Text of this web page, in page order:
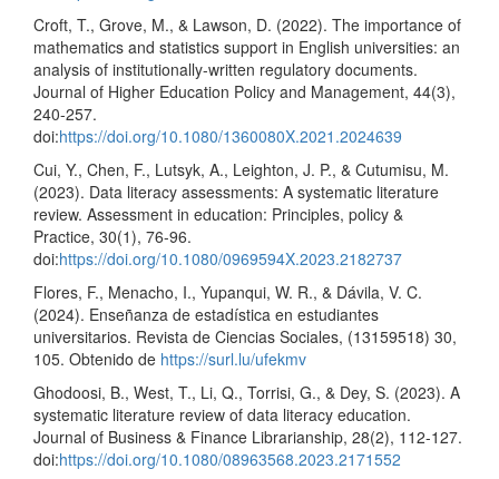
Croft, T., Grove, M., & Lawson, D. (2022). The importance of
mathematics and statistics support in English universities: an
analysis of institutionally-written regulatory documents.
Journal of Higher Education Policy and Management, 44(3),
240-257.
doi:https://doi.org/10.1080/1360080X.2021.2024639
Cui, Y., Chen, F., Lutsyk, A., Leighton, J. P., & Cutumisu, M.
(2023). Data literacy assessments: A systematic literature
review. Assessment in education: Principles, policy &
Practice, 30(1), 76-96.
doi:https://doi.org/10.1080/0969594X.2023.2182737
Flores, F., Menacho, I., Yupanqui, W. R., & Dávila, V. C.
(2024). Enseñanza de estadística en estudiantes
universitarios. Revista de Ciencias Sociales, (13159518) 30,
105. Obtenido de https://surl.lu/ufekmv
Ghodoosi, B., West, T., Li, Q., Torrisi, G., & Dey, S. (2023). A
systematic literature review of data literacy education.
Journal of Business & Finance Librarianship, 28(2), 112-127.
doi:https://doi.org/10.1080/08963568.2023.2171552